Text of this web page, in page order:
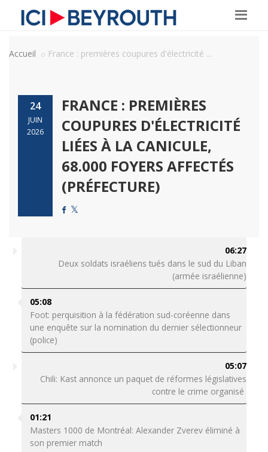
Accueil France : premières coupures d'électricité ...
24
JUIN
2026
FRANCE : PREMIÈRES
COUPURES D'ÉLECTRICITÉ
LIÉES À LA CANICULE,
68.000 FOYERS AFFECTÉS
(PRÉFECTURE)
06:27
Deux soldats israéliens tués dans le sud du Liban
(armée israélienne)
05:08
Foot: perquisition à la fédération sud-coréenne dans
une enquête sur la nomination du dernier sélectionneur
(police)
05:07
Chili: Kast annonce un paquet de réformes législatives
contre le crime organisé
01:21
Masters 1000 de Montréal: Alexander Zverev éliminé à
son premier match